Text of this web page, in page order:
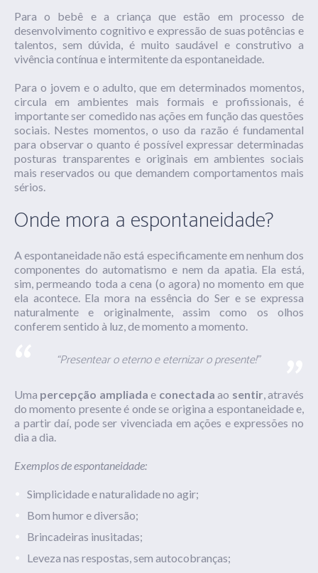
Para o bebê e a criança que estão em processo de
desenvolvimento cognitivo e expressão de suas potências e
talentos, sem dúvida, é muito saudável e construtivo a
vivência contínua e intermitente da espontaneidade.
Para o jovem e o adulto, que em determinados momentos,
circula em ambientes mais formais e profissionais, é
importante ser comedido nas ações em função das questões
sociais. Nestes momentos, o uso da razão é fundamental
para observar o quanto é possível expressar determinadas
posturas transparentes e originais em ambientes sociais
mais reservados ou que demandem comportamentos mais
sérios.
Onde mora a espontaneidade?
A espontaneidade não está especificamente em nenhum dos
componentes do automatismo e nem da apatia. Ela está,
sim, permeando toda a cena (o agora) no momento em que
ela acontece. Ela mora na essência do Ser e se expressa
naturalmente e originalmente, assim como os olhos
conferem sentido à luz, de momento a momento.
“Presentear o eterno e eternizar o presente!”
Uma percepção ampliada e conectadaao sentir, através
do momento presente é onde se origina a espontaneidade e,
a partir daí, pode ser vivenciada em ações e expressões no
dia a dia.
Exemplos de espontaneidade:
Simplicidade e naturalidade no agir;
Bom humor e diversão;
Brincadeiras inusitadas;
Leveza nas respostas, sem autocobranças;